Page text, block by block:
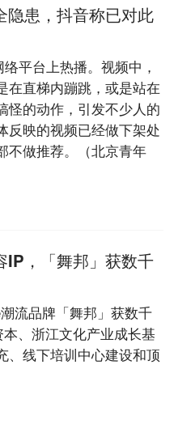
隐患，抖音称已对此
平台上热播。视频中，
在直梯内蹦跳，或是站在
怪的动作，引发不少人的
反映的视频已经做下架处
不做推荐。（北京青年
IP，「舞邦」获数千
流品牌「舞邦」获数千
、浙江文化产业成长基
、线下培训中心建设和顶